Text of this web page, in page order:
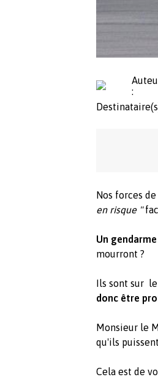
:
Nos forces
en risque "
Un
mourront ?
Ils sont sur
donc être
Monsieur le
qu'ils
Cela est de